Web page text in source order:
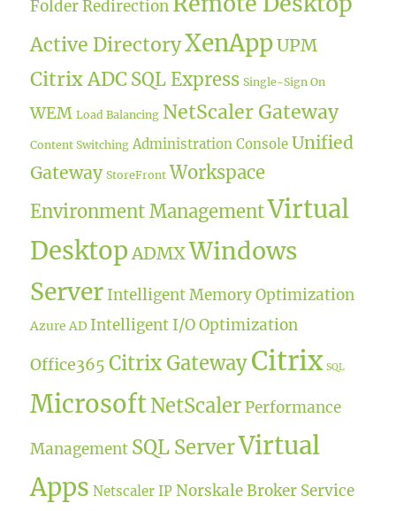
Folder Redirection
Active DirectoryXenAppUPM
Citrix ADC SQL Express Single-Sign On
WEM Load Balancing NetScaler Gateway
Content Switching Administration Console Unified
Gateway StoreFront Workspace
Environment ManagementVirtual
Desktop ADMXWindows
Server Intelligent Memory Optimization
Azure AD Intelligent I/O Optimization
Office365 Citrix GatewayCitrix SQL
MicrosoftNetScaler Performance
Management SQL ServerVirtual
Apps Netscaler IP Norskale Broker Service